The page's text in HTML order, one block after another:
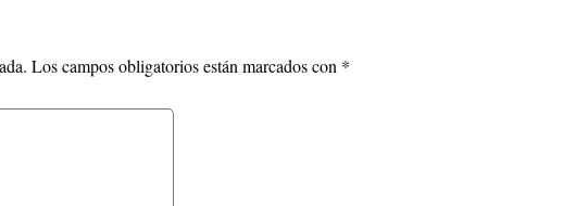
Los campos obligatorios están marcados con *